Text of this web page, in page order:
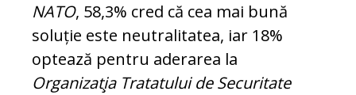
NATO, 58,3% cred că cea mai bună
soluție este neu­tralitatea, iar 18%
optează pentru ade­rarea la
Organizatia Tratatului de Securi­tate